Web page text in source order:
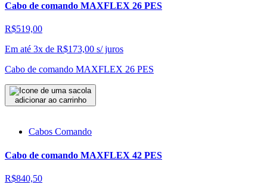
Cabo de comando MAXFLEX 26 PES
R$519,00
Em até 3x de R$173,00 s/ juros
Cabo de comando MAXFLEX 26 PES
adicionar ao carrinho
Cabos Comando
Cabo de comando MAXFLEX 42 PES
R$840,50